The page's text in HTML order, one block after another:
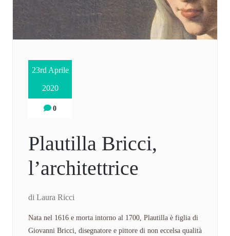
23rd Aprile
2020
0
Plautilla Bricci,
l’architettrice
di Laura Ricci
Nata nel 1616 e morta intorno al 1700, Plautilla è figlia di
Giovanni Bricci, disegnatore e pittore di non eccelsa qualità